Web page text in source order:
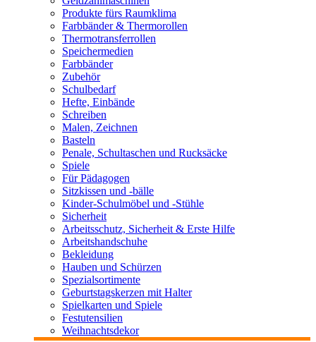
Produkte fürs Raumklima
Farbbänder & Thermorollen
Thermotransferrollen
Speichermedien
Farbbänder
Zubehör
Schulbedarf
Hefte, Einbände
Schreiben
Malen, Zeichnen
Basteln
Penale, Schultaschen und Rucksäcke
Spiele
Für Pädagogen
Sitzkissen und -bälle
Kinder-Schulmöbel und -Stühle
Sicherheit
Arbeitsschutz, Sicherheit & Erste Hilfe
Arbeitshandschuhe
Bekleidung
Hauben und Schürzen
Spezialsortimente
Geburtstagskerzen mit Halter
Spielkarten und Spiele
Festutensilien
Weihnachtsdekor